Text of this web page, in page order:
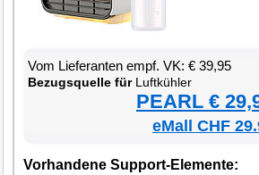
Vom Lie­fe­ran­ten empf. VK: € 39,95
Be­zugs­quel­le fürLuft­küh­ler
PEARL €
eMall CHF
Vor­han­de­ne Sup­port-Ele­men­te: